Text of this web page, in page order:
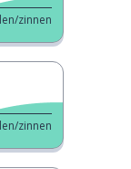
zinnen
zinnen